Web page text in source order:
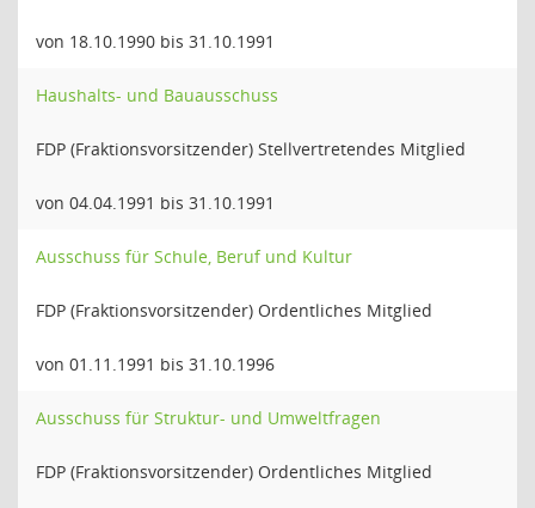
von 18.10.1990 bis 31.10.1991
Haushalts- und Bauausschuss
FDP (Fraktionsvorsitzender) Stellvertretendes Mitglied
von 04.04.1991 bis 31.10.1991
Ausschuss für Schule, Beruf und Kultur
FDP (Fraktionsvorsitzender) Ordentliches Mitglied
von 01.11.1991 bis 31.10.1996
Ausschuss für Struktur- und Umweltfragen
FDP (Fraktionsvorsitzender) Ordentliches Mitglied